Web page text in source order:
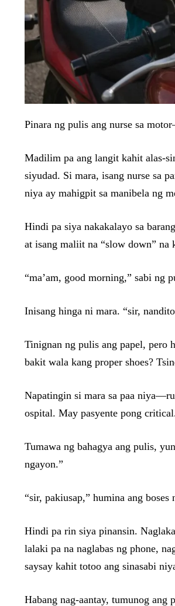
Pinara ng pulis ang nurse sa
Madilim pa ang langit kahit alas-
siyudad. Si mara, isang nurse sa
niya ay mahigpit sa manibela ng
Hindi pa siya nakakalayo sa
at isang maliit na “slow down” na
“ma’am, good morning,” sabi ng
Inisang hinga ni mara. “sir,
Tinignan ng pulis ang papel, pero
bakit wala kang proper shoes?
Napatingin si mara sa paa
ospital. May pasyente pong
Tumawa ng bahagya ang pulis,
ngayon.”
“sir, pakiusap,” humina ang
Hindi pa rin siya pinansin.
lalaki pa na naglabas ng phone,
saysay kahit totoo ang sinasabi
Habang nag-aantay, tumunog